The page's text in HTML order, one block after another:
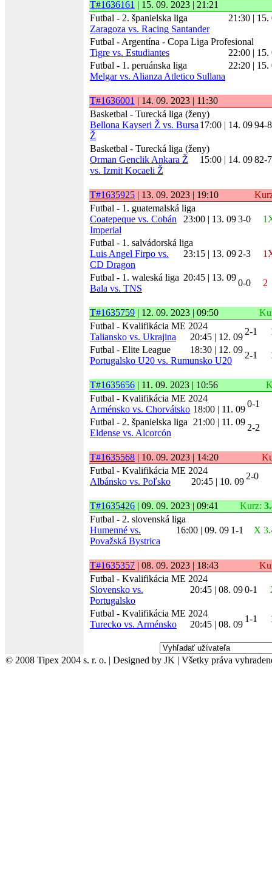
T#1636161 | 15. 09. 2023 | 21:21
Futbal - 2. španielska liga
21:30 | 15.
Zaragoza vs. Racing Santander
Futbal - Argentína - Copa Liga Profesional
22:00 | 15.
Tigre vs. Estudiantes
Futbal - 1. peruánska liga
22:20 | 15.
Melgar vs. Alianza Atletico Sullana
T#1636001 | 14. 09. 2023 | 11:30
Basketbal - Turecká liga (ženy)
17:00 | 14. 09
Bellona Kayseri Ž vs. Bursa
Ž
94-
Basketbal - Turecká liga (ženy)
15:00 | 14. 09
Orman Genclik Ankara Ž
vs. Izmit Kocaeli Ž
82-
T#1635925 | 13. 09. 2023 | 19:10
Futbal - 1. guatemalská liga
23:00 | 13. 09
Coatepeque vs. Cobán
Imperial
3-0
Futbal - 1. salvádorská liga
23:15 | 13. 09
Luis Angel Firpo vs.
CD Dragon
2-3
Futbal - 1. waleská liga 20:45 | 13. 09
Bala vs. TNS
0-0 2
T#1635759 | 12. 09. 2023 | 09:50
Futbal - Kvalifikácia ME 2024
20:45 | 12. 09
Taliansko vs. Ukrajina
2-1
Futbal - Elite League
18:30 | 12. 09
Portugalsko U20 vs. Rumunsko U20
2-1
T#1635656 | 11. 09. 2023 | 10:56
Futbal - Kvalifikácia ME 2024
18:00 | 11. 09
Arménsko vs. Chorvátsko
0-1
Futbal - 2. španielska liga
21:00 | 11. 09
Eldense vs. Alcorcón
2-2
T#1635568 | 10. 09. 2023 | 14:20
Futbal - Kvalifikácia ME 2024
20:45 | 10. 09
Albánsko vs. Poľsko
2-0
T#1635426 | 09. 09. 2023 | 09:41 Kurz:
Futbal - 2. slovenská liga
16:00 | 09. 09
Humenné vs.
Považská Bystrica
1-1 X
T#1635357 | 08. 09. 2023 | 18:43
Futbal - Kvalifikácia ME 2024
20:45 | 08. 09
Slovensko vs.
Portugalsko
0-1
Futbal - Kvalifikácia ME 2024
20:45 | 08. 09
Turecko vs. Arménsko
1-1
© 2008 Tipex 2004 s. r. o. | Designed by JK | Všetky práva